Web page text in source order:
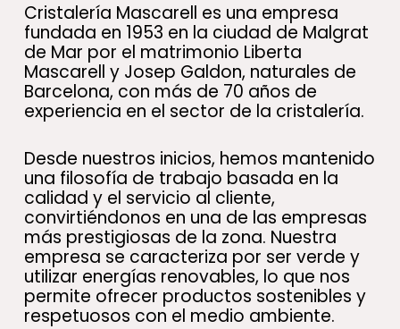
Cristalería Mascarell es una empresa
fundada en 1953 en la ciudad de Malgrat
de Mar por el matrimonio Liberta
Mascarell y Josep Galdon, naturales de
Barcelona, con más de 70 años de
experiencia en el sector de la cristalería.
Desde nuestros inicios, hemos mantenido
una filosofía de trabajo basada en la
calidad y el servicio al cliente,
convirtiéndonos en una de las empresas
más prestigiosas de la zona. Nuestra
empresa se caracteriza por ser verde y
utilizar energías renovables, lo que nos
permite ofrecer productos sostenibles y
respetuosos con el medio ambiente.